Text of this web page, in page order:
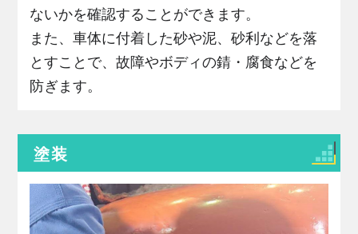
ないかを確認することができます。
また、車体に付着した砂や泥、砂利などを落
とすことで、故障やボディの錆・腐食などを
防ぎます。
塗装